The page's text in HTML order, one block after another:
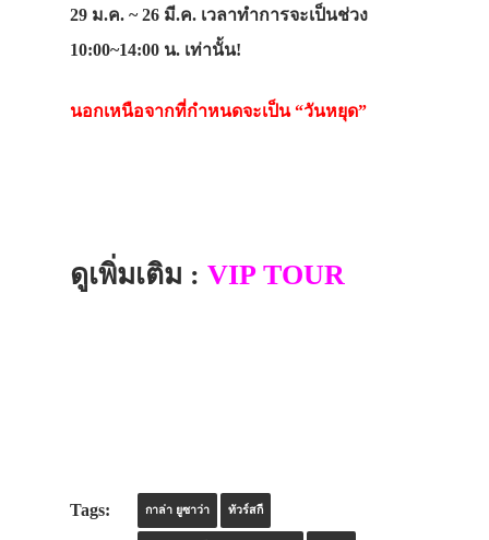
29 ม.ค. ~ 26 มี.ค. เวลาทำการจะเป็นช่วง
10:00~14:00 น. เท่านั้น!
นอกเหนือจากที่กำหนดจะเป็น “วันหยุด”
ดูเพิ่มเติม : VIP TOUR
Tags: กาล่า ยูซาว่า ทัวร์สกี